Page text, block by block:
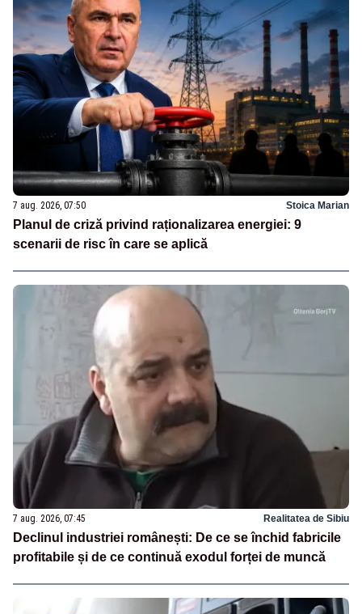
7 aug. 2026, 07:50 Stoica Marian
Planul de criză privind raționalizarea energiei: 9
scenarii de risc în care se aplică
7 aug. 2026, 07:45 Realitatea de Sibiu
Declinul industriei românești: De ce se închid fabricile
profitabile și de ce continuă exodul forței de muncă